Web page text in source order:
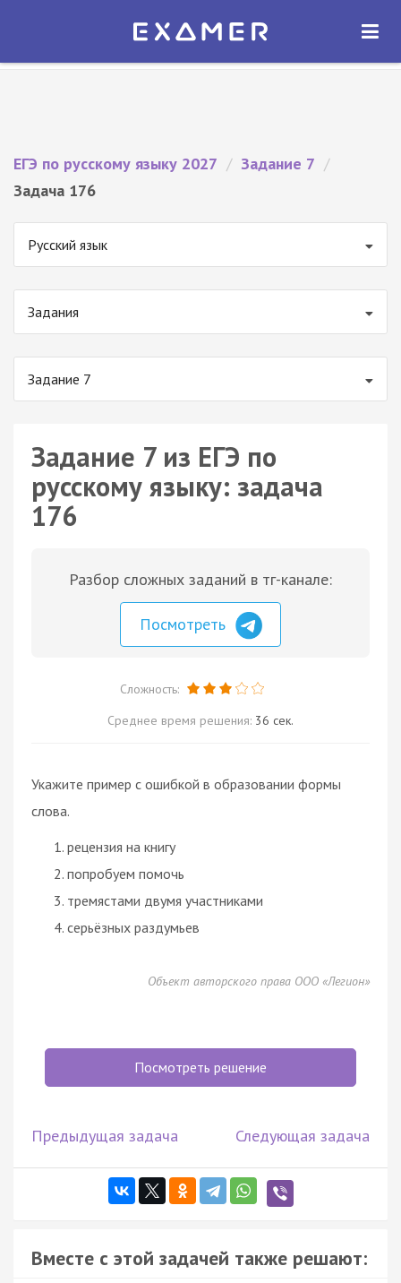
Экзамер — ЕГЭ 2027
ОТКРЫТЬ
ЕГЭ по русскому языку 2027 / Задание 7 /
Задача 176
Русский язык
Задания
Задание 7
Задание 7 из ЕГЭ по
русскому языку: задача
176
Разбор сложных заданий в тг-канале:
Посмотреть
Сложность:
Среднее время решения: 36 сек.
Укажите пример с ошибкой в образовании формы
слова.
рецензия на книгу
попробуем помочь
тремястами двумя участниками
серьёзных раздумьев
Объект авторского права ООО «Легион»
Посмотреть решение
Предыдущая задача Следующая задача
Вместе с этой задачей также решают: